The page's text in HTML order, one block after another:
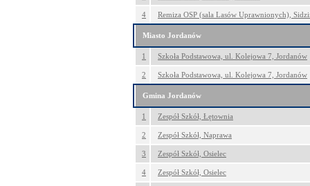
4 Remiza OSP (sala Lasów Uprawnionych),
Miasto Jordanów
1 Szkoła Podstawowa, ul. Kolejowa 7, Jordanów
2 Szkoła Podstawowa, ul. Kolejowa 7, Jordanów
Gmina Jordanów
1 Zespół Szkół, Łętownia
2 Zespół Szkół, Naprawa
3 Zespół Szkół, Osielec
4 Zespół Szkół, Osielec